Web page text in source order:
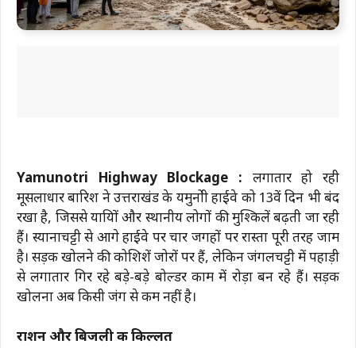
Yamunotri Highway Blockage : लगातार हो रही
मूसलाधार बारिश ने उत्तराखंड के यमुनोत्री हाईवे को 13वें दिन भी बंद
रखा है, जिससे यात्रियों और स्थानीय लोगों की मुश्किलें बढ़ती जा रही
हैं। स्यानाचट्टी से आगे हाईवे पर चार जगहों पर रास्ता पूरी तरह जाम
है। सड़क खोलने की कोशिशें जोरों पर हैं, लेकिन जंगलचट्टी में पहाड़ी
से लगातार गिर रहे बड़े-बड़े बोल्डर काम में रोड़ा बन रहे हैं। सड़क
खोलना अब किसी जंग से कम नहीं है।
राशन और बिजली की किल्लत